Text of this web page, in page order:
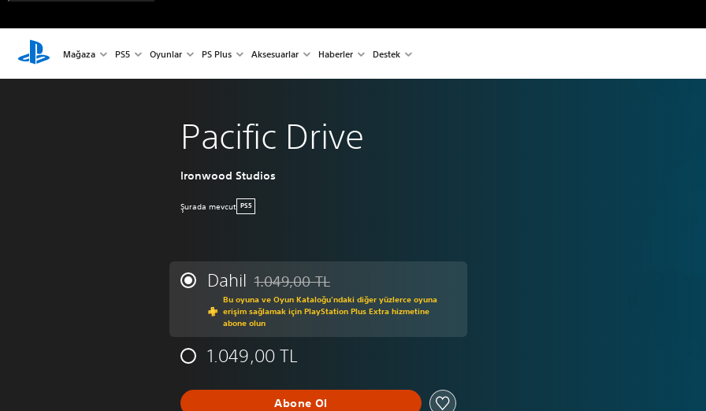
Mağaza PS5 Oyunlar PS Plus Aksesuarlar Haberler Destek
Pacific Drive
Ironwood Studios
Şurada mevcut PS5
Dahil Orijinal fiyat olan 1.049,00 TL üzerinden indirim uygulanmıştır
1.049,00 TL
Bu oyuna ve Oyun Kataloğu’ndaki diğer yüzlerce oyuna
erişim sağlamak için PlayStation Plus Extra hizmetine
abone olun
1.049,00 TL
Abone Ol